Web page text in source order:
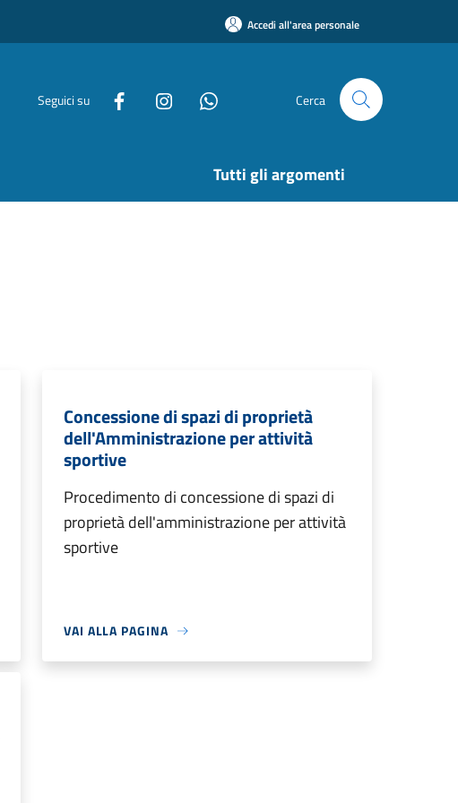
Accedi all'area personale
Seguici su Cerca
Tutti gli argomenti
Concessione di spazi di proprietà
dell'Amministrazione per attività
sportive
Procedimento di concessione di spazi di
proprietà dell'amministrazione per attività
sportive
VAI ALLA PAGINA